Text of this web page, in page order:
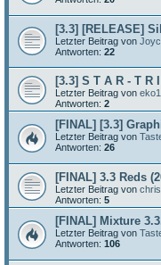
[3.3] [RELEASE]
Letzter Beitrag von
Antworten: 22
[3.3] S T A R - T R
Letzter Beitrag von eko1
Antworten: 2
[FINAL] [3.3]
Letzter Beitrag von
Antworten: 26
[FINAL] 3.3 Reds
Letzter Beitrag von
Antworten: 5
[FINAL] Mixture
Letzter Beitrag von
Antworten: 106